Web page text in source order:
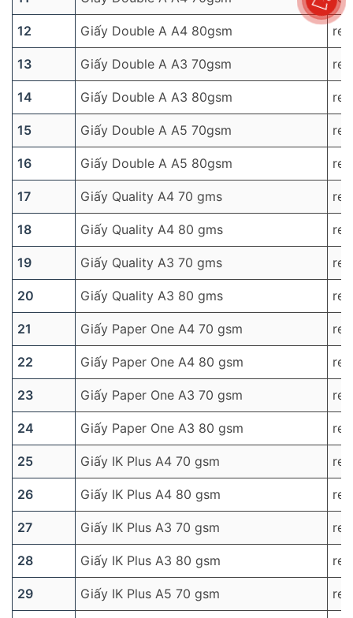
12 Giấy Double A A4 80gsm
13 Giấy Double A A3 70gsm
14 Giấy Double A A3 80gsm
15 Giấy Double A A5 70gsm
16 Giấy Double A A5 80gsm
17 Giấy Quality A4 70 gms
18 Giấy Quality A4 80 gms
19 Giấy Quality A3 70 gms
20 Giấy Quality A3 80 gms
21 Giấy Paper One A4 70 gsm
22 Giấy Paper One A4 80 gsm
23 Giấy Paper One A3 70 gsm
24 Giấy Paper One A3 80 gsm
25 Giấy IK Plus A4 70 gsm
26 Giấy IK Plus A4 80 gsm
27 Giấy IK Plus A3 70 gsm
28 Giấy IK Plus A3 80 gsm
29 Giấy IK Plus A5 70 gsm